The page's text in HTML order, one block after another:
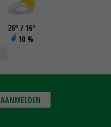
26° / 16°
10 %
AANMELDEN